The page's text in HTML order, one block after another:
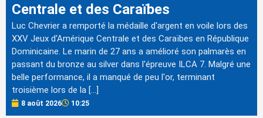
Centrale et des Caraïbes
Luc Chevrier a remporté la médaille d'argent en voile lors des
XXV Jeux d'Amérique Centrale et des Caraïbes en République
Dominicaine. Le marin de 27 ans a amélioré son palmarès en
passant du bronze au silver dans l'épreuve ILCA 7. Malgré une
belle performance, il a manqué de peu l'or, terminant
troisième lors de la […]
8 août 2026 10:25